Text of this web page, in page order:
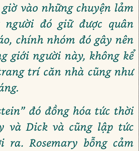
vào những chuyện lảm
người đó giữ được quân
chính nhóm đó gây nên
giới người này, không kể
trí căn nhà cũng như
đó đồng hóa tức thời
và Dick và cũng lập tức
ra. Rosemary bỗng cảm